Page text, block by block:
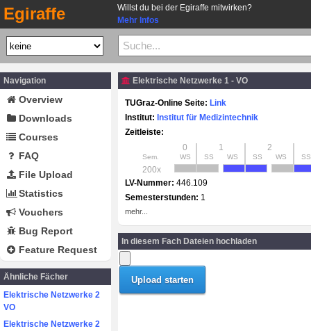
Egiraffe
Willst du bei der Egiraffe mitwirken?
Mehr Infos
Navigation
Overview
Downloads
Courses
FAQ
File Upload
Statistics
Vouchers
Bug Report
Feature Request
Ähnliche Fächer
Elektrische Netzwerke 2
VO
Elektrische Netzwerke 2
Elektrische Netzwerke 1 - VO
TUGraz-Online Seite: Link
Institut: Institut für Medizintechnik
Zeitleiste:
0
1 2
Sem. WS SS WS SS WS SS
200x
LV-Nummer: 446.109
Semesterstunden: 1
mehr...
In diesem Fach Dateien hochladen